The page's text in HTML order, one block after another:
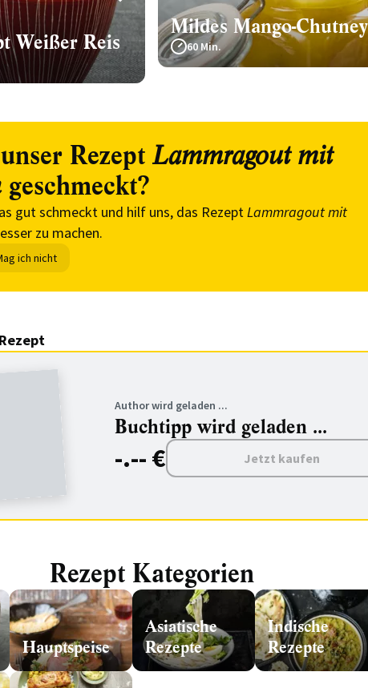
Weißer Reis
Mildes Mango-Chutney
60 Min.
Rezept Lammragout mit
geschmeckt?
gut schmeckt und hilf uns, das RezeptLammragout mit
zu machen.
ich nicht
Author wird geladen ...
Buchtipp wird geladen ...
-.-- € Jetzt kaufen
Rezept Kategorien
Hauptspeise
Asiatische
Rezepte
Indische
Rezepte